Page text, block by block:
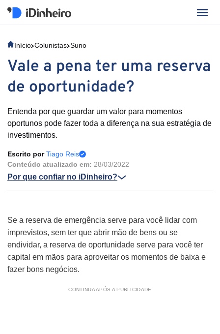
Início Colunistas Suno
Vale a pena ter uma reserva
de oportunidade?
Entenda por que guardar um valor para momentos
oportunos pode fazer toda a diferença na sua estratégia de
investimentos.
Escrito porTiago Reis
Conteúdo atualizado em: 28/03/2022
Por que confiar no iDinheiro?
Se a reserva de emergência serve para você lidar com
imprevistos, sem ter que abrir mão de bens ou se
endividar, a reserva de oportunidade serve para você ter
capital em mãos para aproveitar os momentos de baixa e
fazer bons negócios.
CONTINUA APÓS A PUBLICIDADE